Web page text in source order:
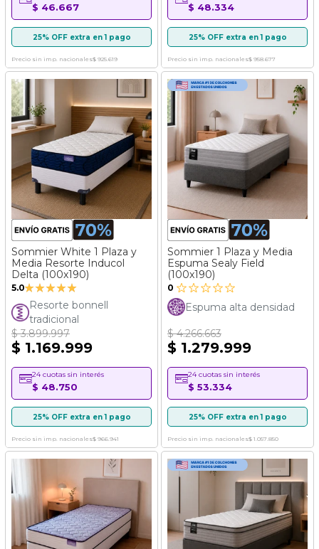
$ 46.667
25% OFF extra en 1 pago
Precio sin imp. nacionales$ 925.619
$ 48.334
25% OFF extra en 1 pago
Precio sin imp. nacionales$ 958.677
Sommier White 1 Plaza y
Media Resorte Inducol
Delta (100x190)
5.0Valoración:
100%
Resorte bonnell
tradicional
$ 3.899.997
$ 1.169.999
24 cuotas sin interés
$ 48.750
25% OFF extra en 1 pago
Precio sin imp. nacionales$ 966.941
Sommier 1 Plaza y Media
Espuma Sealy Field
(100x190)
0
Espuma alta densidad
$ 4.266.663
$ 1.279.999
24 cuotas sin interés
$ 53.334
25% OFF extra en 1 pago
Precio sin imp. nacionales$ 1.057.850